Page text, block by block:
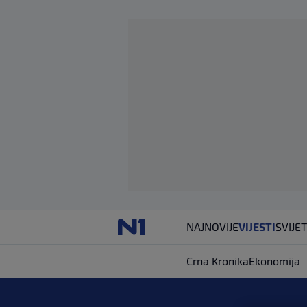
NAJNOVIJEVIJESTISVIJET
Crna KronikaEkonomija